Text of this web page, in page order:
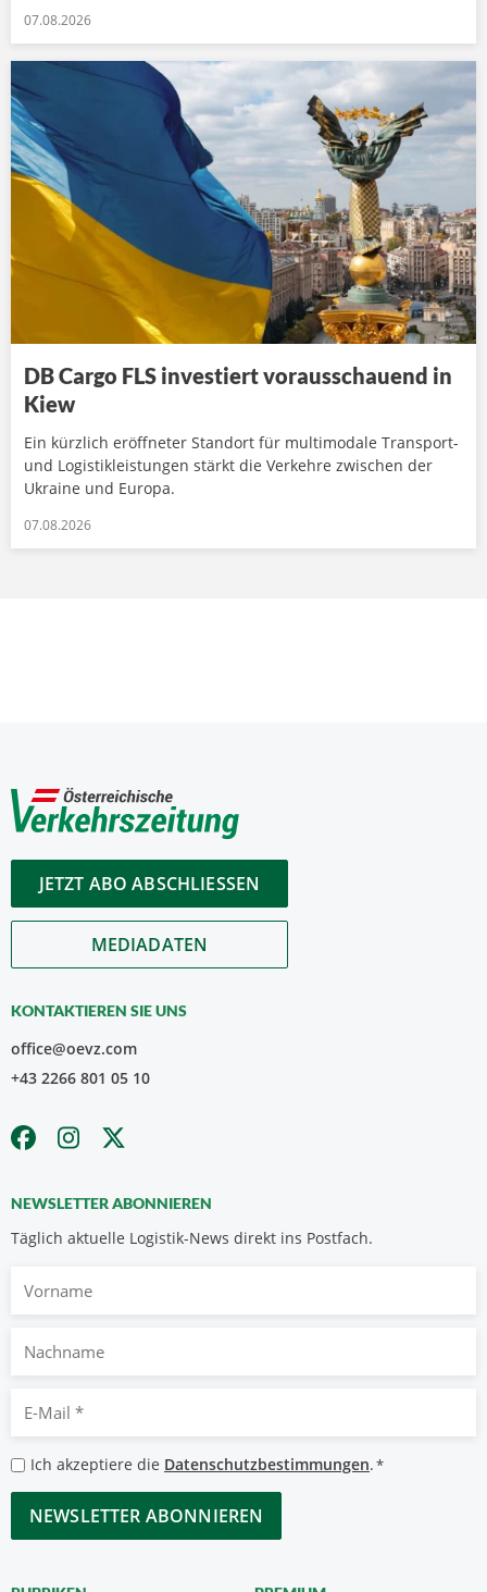
07.08.2026
DB Cargo FLS investiert vorausschauend in
Kiew
Ein kürzlich eröffneter Standort für multimodale Transport-
und Logistikleistungen stärkt die Verkehre zwischen der
Ukraine und Europa.
07.08.2026
JETZT ABO ABSCHLIESSEN
MEDIADATEN
KONTAKTIEREN SIE UNS
office@oevz.com
+43 2266 801 05 10
NEWSLETTER ABONNIEREN
Täglich aktuelle Logistik-News direkt ins Postfach.
Nachname
Mail
*
Datenschutzbestimmungen
*
Ich akzeptiere die Datenschutzbestimmungen.*
CAPTCHA